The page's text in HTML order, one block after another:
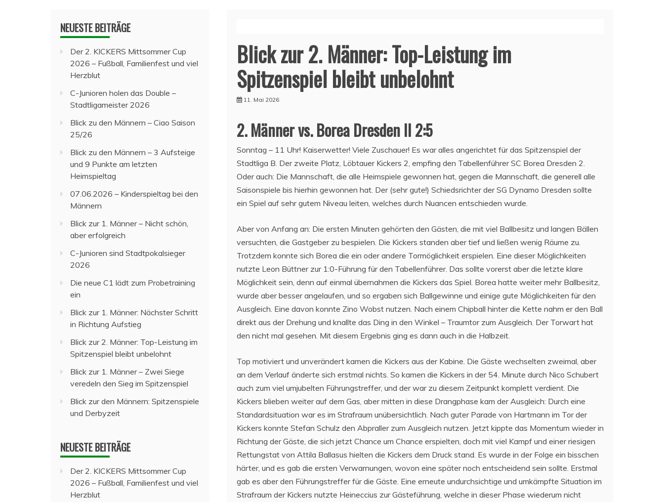
Blick zur 2. Männer: Top-Leistung im
Spitzenspiel bleibt unbelohnt
11. Mai 2026
2. Männer vs. Borea Dresden II 2:5
Sonntag – 11 Uhr! Kaiserwetter! Viele Zuschauer! Es war alles angerichtet für das Spitzenspiel der
Stadtliga B. Der zweite Platz, Löbtauer Kickers 2, empfing den Tabellenführer SC Borea Dresden 2.
Oder auch: Die Mannschaft, die alle Heimspiele gewonnen hat, gegen die Mannschaft, die generell alle
Saisonspiele bis hierhin gewonnen hat. Der (sehr gute!) Schiedsrichter der SG Dynamo Dresden sollte
ein Spiel auf sehr gutem Niveau leiten, welches durch Nuancen entschieden wurde.
Aber von Anfang an: Die ersten Minuten gehörten den Gästen, die mit viel Ballbesitz und langen Bällen
versuchten, die Gastgeber zu bespielen. Die Kickers standen aber tief und ließen wenig Räume zu.
Trotzdem konnte sich Borea die ein oder andere Tormöglichkeit erspielen. Eine dieser Möglichkeiten
nutzte Leon Büttner zur 1:0-Führung für den Tabellenführer. Das sollte vorerst aber die letzte klare
Möglichkeit sein, denn auf einmal übernahmen die Kickers das Spiel. Borea hatte weiter mehr Ballbesitz,
wurde aber besser angelaufen, und so ergaben sich Ballgewinne und einige gute Möglichkeiten für den
Ausgleich. Eine davon konnte Zino Wobst nutzen. Nach einem Chipball hinter die Kette nahm er den Ball
direkt aus der Drehung und knallte das Ding in den Winkel – Traumtor zum Ausgleich. Der Torwart hat
den nicht mal gesehen. Mit diesem Ergebnis ging es dann auch in die Halbzeit.
Top motiviert und unverändert kamen die Kickers aus der Kabine. Die Gäste wechselten zweimal, aber
an dem Verlauf änderte sich erstmal nichts. So kamen die Kickers in der 54. Minute durch Nico Schubert
auch zum viel umjubelten Führungstreffer, und der war zu diesem Zeitpunkt komplett verdient. Die
Kickers blieben weiter auf dem Gas, aber mitten in diese Drangphase kam der Ausgleich: Durch eine
Standardsituation war es im Strafraum unübersichtlich. Nach guter Parade von Hartmann im Tor der
Kickers konnte Stefan Schulz den Abpraller zum Ausgleich nutzen. Jetzt kippte das Momentum wieder in
Richtung der Gäste, die sich jetzt Chance um Chance erspielten, doch mit viel Kampf und einer riesigen
Rettungstat von Attila Ballasus hielten die Kickers dem Druck stand. Es wurde in der Folge ein bisschen
härter, und es gab die ersten Verwarnungen, wovon eine später noch entscheidend sein sollte. Erstmal
gab es aber den Führungstreffer für die Gäste. Eine erneute undurchsichtige und umkämpfte Situation im
Strafraum der Kickers nutzte Heineccius zur Gästeführung, welche in dieser Phase wiederum nicht
NEUESTE BEITRÄGE
Der 2. KICKERS Mittsommer Cup
2026 – Fußball, Familienfest und viel
Herzblut
C-Junioren holen das Double –
Stadtligameister 2026
Blick zu den Männern – Ciao Saison
25/26
Blick zu den Männern – 3 Aufsteige
und 9 Punkte am letzten
Heimspieltag
07.06.2026 – Kinderspieltag bei den
Männern
Blick zur 1. Männer – Nicht schön,
aber erfolgreich
C-Junioren sind Stadtpokalsieger
2026
Die neue C1 lädt zum Probetraining
ein
Blick zur 1. Männer: Nächster Schritt
in Richtung Aufstieg
Blick zur 2. Männer: Top-Leistung im
Spitzenspiel bleibt unbelohnt
Blick zur 1. Männer – Zwei Siege
veredeln den Sieg im Spitzenspiel
Blick zur den Männern: Spitzenspiele
und Derbyzeit
NEUESTE BEITRÄGE
Der 2. KICKERS Mittsommer Cup
2026 – Fußball, Familienfest und viel
Herzblut